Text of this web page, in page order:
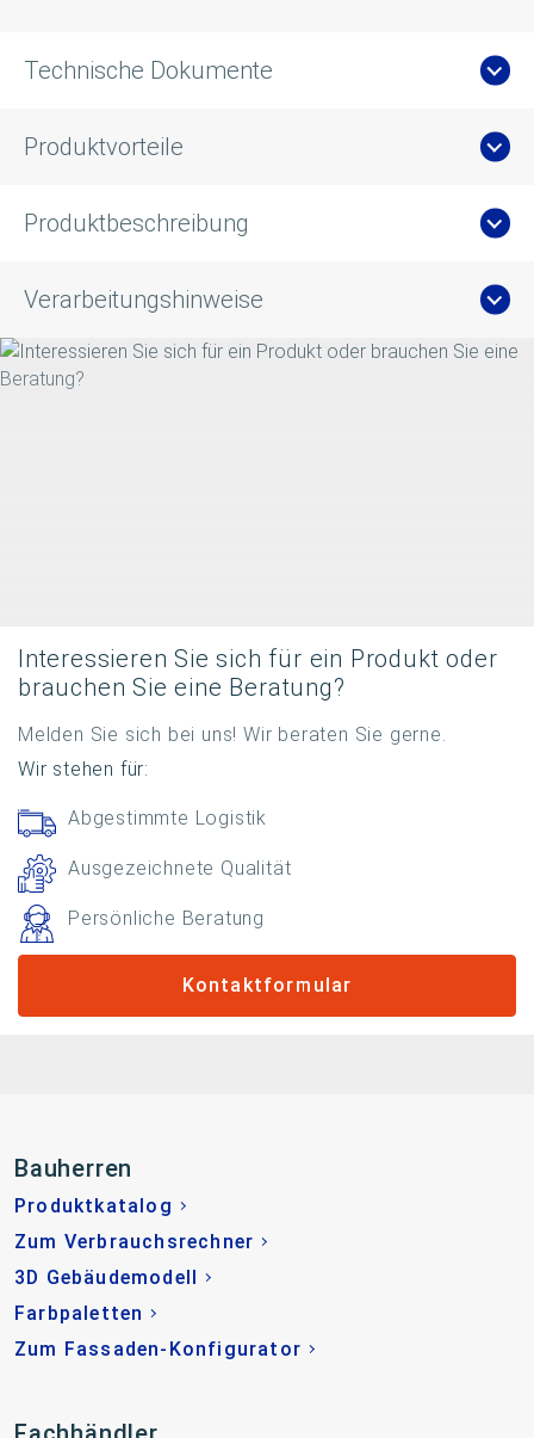
Technische Dokumente
Produktvorteile
Produktbeschreibung
Verarbeitungshinweise
Interessieren Sie sich für ein Produkt oder
brauchen Sie eine Beratung?
Melden Sie sich bei uns! Wir beraten Sie gerne.
Wir stehen für:
Abgestimmte Logistik
Ausgezeichnete Qualität
Persönliche Beratung
Kontaktformular
Bauherren
Produktkatalog
Zum Verbrauchsrechner
3D Gebäudemodell
Farbpaletten
Zum Fassaden-Konfigurator